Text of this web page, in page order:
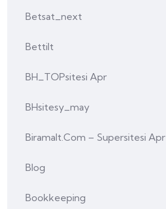
Betsat_next
Bettilt
BH_TOPsitesi Apr
BHsitesy_may
Biramalt.com – Supersitesi Apr
Blog
Bookkeeping